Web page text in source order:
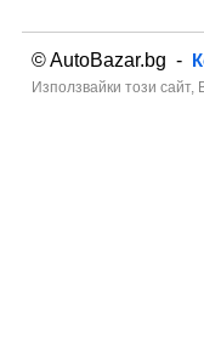
© AutoBazar.bg -
Използвайки този сайт,